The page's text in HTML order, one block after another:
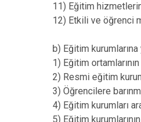
11) Eğitim
12) Etkili ve öğrenci
b) Eğitim
1) Eğitim
2) Resmi eğitim
3) Öğrencilere
4) Eğitim kurumları
5) Eğitim